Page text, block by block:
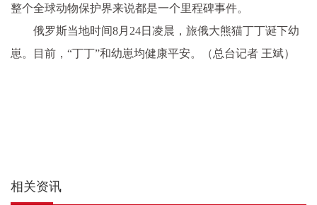
整个全球动物保护界来说都是一个里程碑事件。
俄罗斯当地时间8月24日凌晨，旅俄大熊猫丁丁诞下幼
崽。目前，“丁丁”和幼崽均健康平安。（总台记者 王斌）
相关资讯